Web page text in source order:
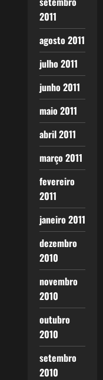
2011
agosto 2011
julho 2011
junho 2011
maio 2011
abril 2011
março 2011
fevereiro
2011
janeiro 2011
dezembro
2010
novembro
2010
outubro
2010
setembro
2010